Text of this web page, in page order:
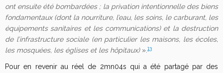
ont ensuite été bombardées ; la privation intentionnelle des biens
fondamentaux (dont la nourriture, l’eau, les soins, le carburant, les
équipements sanitaires et les communications) et la destruction
de l’infrastructure sociale (en particulier les maisons, les écoles,
les mosquées, les églises et les hôpitaux)». 13
Pour en revenir au réel de 2mn04s qui a été partagé par des